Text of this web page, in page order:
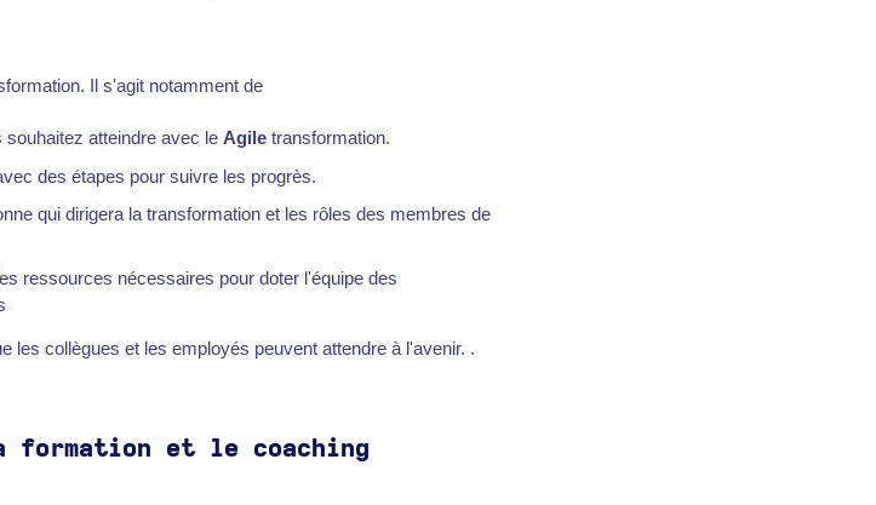
Il s'agit notamment de
atteindre avec le Agiletransformation.
des étapes pour suivre les progrès.
qui dirigera la transformation et les rôles des membres de
ressources nécessaires pour doter l'équipe des
les collègues et les employés peuvent attendre à l'avenir. .
et le coaching